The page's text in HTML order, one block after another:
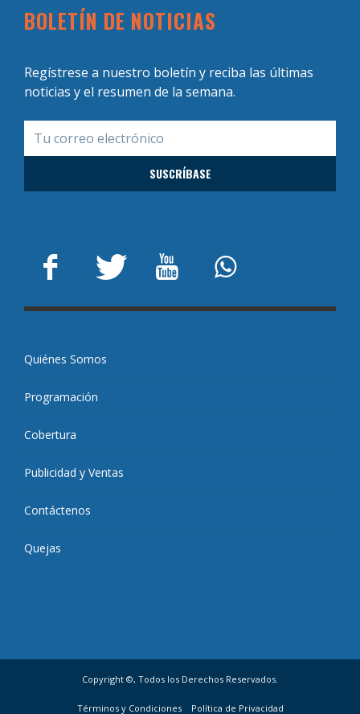
BOLETÍN DE NOTICIAS
Regístrese a nuestro boletín y reciba las últimas
noticias y el resumen de la semana.
Quiénes Somos
Programación
Cobertura
Publicidad y Ventas
Contáctenos
Quejas
Copyright ©, Todos los Derechos Reservados.
Términos y Condiciones Política de Privacidad